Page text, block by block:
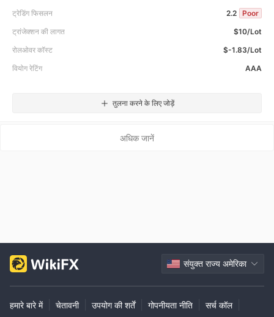
ट्रेडिंग फिसलन
2.2 Poor
ट्रांजेक्शन की लागत
$10/Lot
रोलओवर कॉस्ट
$-1.83/Lot
वियोग रेटिंग
AAA
तुलना करने के लिए जोड़ें
अधिक जानें
संयुक्त राज्य अमेरिका
हमारे बारे में चेतावनी उपयोग की शर्तें गोपनीयता नीति सर्च कॉल